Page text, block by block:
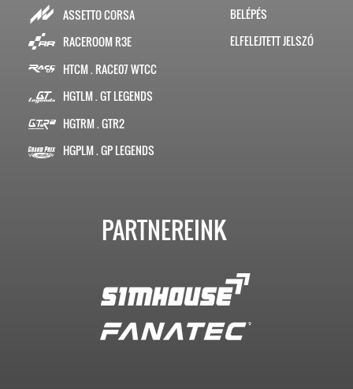
ASSETTO CORSA
RACEROOM R3E
HTCM . RACE07 WTCC
HGTLM . GT LEGENDS
HGTRM . GTR2
HGPLM . GP LEGENDS
BELÉPÉS
ELFELEJTETT JELSZÓ
PARTNEREINK